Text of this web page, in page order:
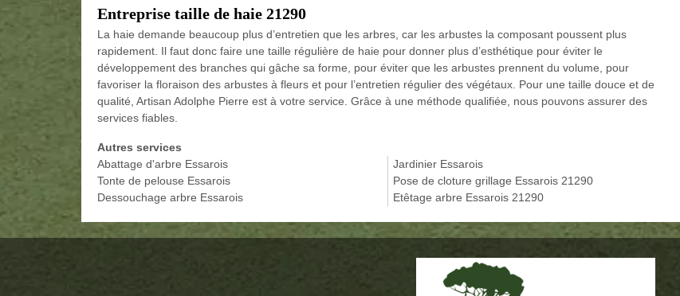
Entreprise taille de haie 21290
La haie demande beaucoup plus d’entretien que les arbres, car les arbustes la composant poussent plus
rapidement. Il faut donc faire une taille régulière de haie pour donner plus d’esthétique pour éviter le
développement des branches qui gâche sa forme, pour éviter que les arbustes prennent du volume, pour
favoriser la floraison des arbustes à fleurs et pour l’entretien régulier des végétaux. Pour une taille douce et de
qualité, Artisan Adolphe Pierre est à votre service. Grâce à une méthode qualifiée, nous pouvons assurer des
services fiables.
Autres services
Abattage d'arbre Essarois
Tonte de pelouse Essarois
Dessouchage arbre Essarois
Jardinier Essarois
Pose de cloture grillage Essarois 21290
Etêtage arbre Essarois 21290